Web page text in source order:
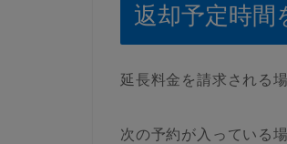
返却予定時間
延長料金を請求される
次の予約が入っている